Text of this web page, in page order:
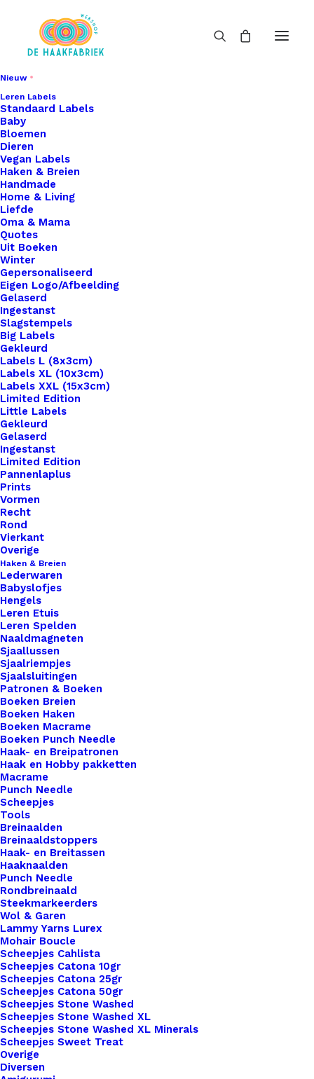
Nieuw
Leren Labels
Standaard Labels
Baby
Bloemen
Dieren
Vegan Labels
Haken & Breien
Handmade
Home & Living
Liefde
Oma & Mama
Quotes
Uit Boeken
Winter
Gepersonaliseerd
Eigen Logo/Afbeelding
Gelaserd
Ingestanst
Slagstempels
Big Labels
Gekleurd
Labels L (8x3cm)
Labels XL (10x3cm)
Labels XXL (15x3cm)
Limited Edition
Little Labels
Gekleurd
Gelaserd
Ingestanst
Limited Edition
Pannenlaplus
Prints
Vormen
Recht
Rond
Vierkant
Overige
Haken & Breien
Lederwaren
Babyslofjes
Hengels
Leren Etuis
Leren Spelden
Naaldmagneten
Sjaallussen
Sjaalriempjes
Sjaalsluitingen
Patronen & Boeken
Boeken Breien
Boeken Haken
Boeken Macrame
Boeken Punch Needle
Haak- en Breipatronen
Haak en Hobby pakketten
Macrame
Punch Needle
Scheepjes
Tools
Breinaalden
Breinaaldstoppers
Haak- en Breitassen
Haaknaalden
Punch Needle
Rondbreinaald
Steekmarkeerders
Wol & Garen
Lammy Yarns Lurex
Mohair Boucle
Scheepjes Cahlista
Scheepjes Catona 10gr
Scheepjes Catona 25gr
Scheepjes Catona 50gr
Scheepjes Stone Washed
Scheepjes Stone Washed XL
Scheepjes Stone Washed XL Minerals
Scheepjes Sweet Treat
Overige
Diversen
Home
Hobby
Bril Koord Eindjes Per Twee Stuks Paars Zilver
Bril Koord Eindjes Per
Twee Stuks Paars
Zilver
€0,95
afmeting:20mm x 6mm.
8 op voorraad
Bril
Koord
Eindjes
Per
Twee
Stuks
Paars
Zilver
aantal
Toevoegen aan winkelwagen
Toevoegen aan verlanglijst
Artikelnummer
Categorie
Kleur
Binnen 1-3 werkdagen verzonden
Veilig betalen
Unieke en kwaliteitsproducten
Overzicht
Nog meer leuks!